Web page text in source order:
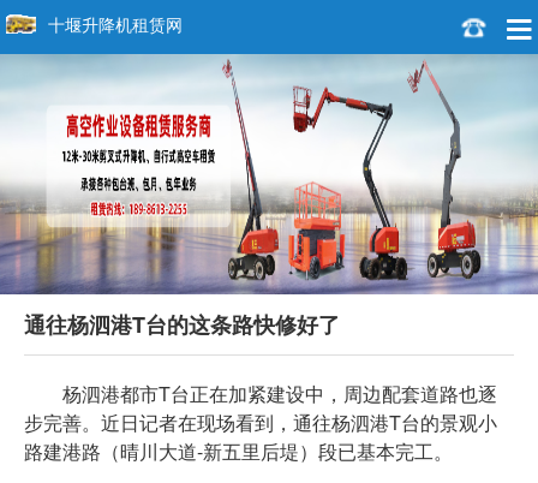
十堰升降机租赁网
通往杨泗港T台的这条路快修好了
杨泗港都市T台正在加紧建设中，周边配套道路也逐
步完善。近日记者在现场看到，通往杨泗港T台的景观小
路建港路（晴川大道-新五里后堤）段已基本完工。